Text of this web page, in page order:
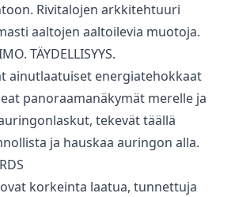
Rivitalojen arkkitehtuuri
aaltojen aaltoilevia muotoja.
TÄYDELLISYYS.
ainutlaatuiset energiatehokkaat
panoraamanäkymät merelle ja
tekevät täällä
ja hauskaa auringon alla.
korkeinta laatua, tunnettuja